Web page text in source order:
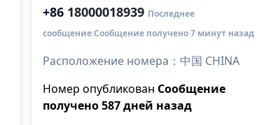
+86 18000018939 Последнее
сообщение:Сообщение получено 7 минут назад
Расположение номера：中国 CHINA
Номер опубликован Сообщение
получено 587 дней назад